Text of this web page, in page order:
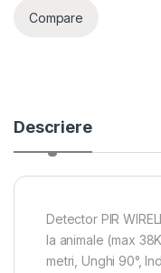
Compare
Descriere
Detector PIR
la animale (max
metri, Unghi 90°,